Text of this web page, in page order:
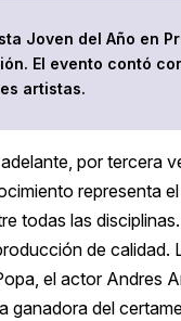
Joven del Año en
El evento contó
artistas.
por tercera
representa
todas las
de
el actor Andres
ganadora del